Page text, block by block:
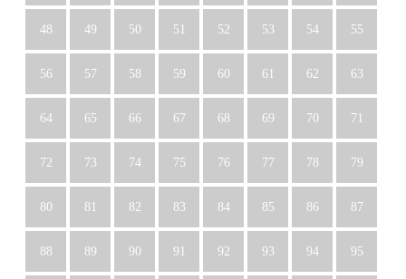
48 49 50 51 52 53 54 55
56 57 58 59 60 61 62 63
64 65 66 67 68 69 70 71
72 73 74 75 76 77 78 79
80 81 82 83 84 85 86 87
88 89 90 91 92 93 94 95